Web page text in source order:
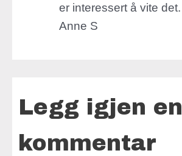
er interessert å vite det.
Anne S
Legg igjen en
kommentar